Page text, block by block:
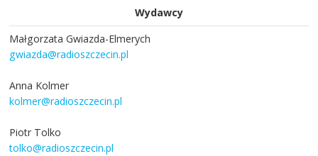
Wydawcy
Małgorzata Gwiazda-Elmerych
gwiazda@radioszczecin.pl
Anna Kolmer
kolmer@radioszczecin.pl
Piotr Tolko
tolko@radioszczecin.pl